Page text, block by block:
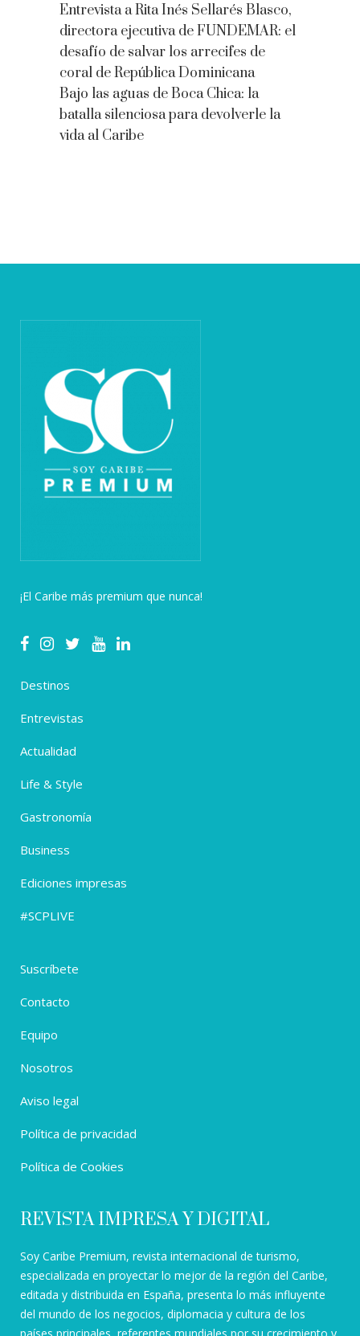
Entrevista a Rita Inés Sellarés Blasco,
directora ejecutiva de FUNDEMAR: el
desafío de salvar los arrecifes de
coral de República Dominicana
Bajo las aguas de Boca Chica: la
batalla silenciosa para devolverle la
vida al Caribe
¡El Caribe más premium que nunca!
Destinos
Entrevistas
Actualidad
Life & Style
Gastronomía
Business
Ediciones impresas
#SCPLIVE
Suscríbete
Contacto
Equipo
Nosotros
Aviso legal
Política de privacidad
Política de Cookies
REVISTA IMPRESA Y DIGITAL
Soy Caribe Premium, revista internacional de turismo,
especializada en proyectar lo mejor de la región del Caribe,
editada y distribuida en España, presenta lo más influyente
del mundo de los negocios, diplomacia y cultura de los